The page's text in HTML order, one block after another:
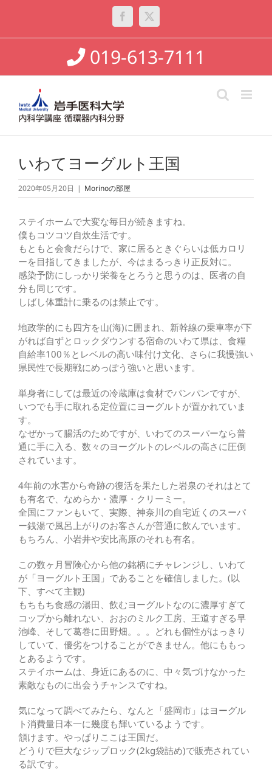
Facebook
X
019-613-7111
いわてヨーグルト王国
2020年05月20日 | Morinoの部屋
ステイホームで大変な毎日が続きますね。
僕もコツコツ自炊生活です。
もともと会食だらけで、家に居るときぐらいは低カロリ
ーを目指してきましたが、今はまるっきり正反対に。
感染予防にしっかり栄養をとろうと思うのは、医者の自
分も同じです。
しばし体重計に乗るのは禁止です。
地政学的にも四方を山(海)に囲まれ、新幹線の乗車率が下
がれば自ずとロックダウンする宿命のいわて県は、食糧
自給率100％とレベルの高い味付け文化、さらに我慢強い
県民性で長期戦にめっぽう強いと思います。
単身者にしては最近の冷蔵庫は食材でパンパンですが、
いつでも手に取れる定位置にヨーグルトが置かれていま
す。
なぜかって腸活のためですが、いわてのスーパーなら普
通に手に入る、数々のヨーグルトのレベルの高さに圧倒
されています。
4年前の水害から奇跡の復活を果たした岩泉のそれはとて
も有名で、なめらか・濃厚・クリーミー。
全国にファンもいて、実際、神奈川の自宅近くのスーパ
ー銭湯で風呂上がりのお客さんが普通に飲んでいます。
もちろん、小岩井や安比高原のそれも有名。
この数ヶ月冒険心から他の銘柄にチャレンジし、いわて
が「ヨーグルト王国」であることを確信しました。(以
下、すべて主観)
もちもち食感の湯田、飲むヨーグルトなのに濃厚すぎて
コップから離れない、おおのミルク工房、王道すぎる早
池峰、そして葛巻に田野畑。。。どれも個性がはっきり
していて、優劣をつけることができません。他にももっ
とあるようです。
ステイホームは、身近にあるのに、中々気づけなかった
素敵なものに出会うチャンスですね。
気になって調べてみたら、なんと「盛岡市」はヨーグル
ト消費量日本一に幾度も輝いているようです。
頷けます。やっぱりここは王国だ。
どうりで巨大なジップロック(2kg袋詰め)で販売されてい
る訳です。